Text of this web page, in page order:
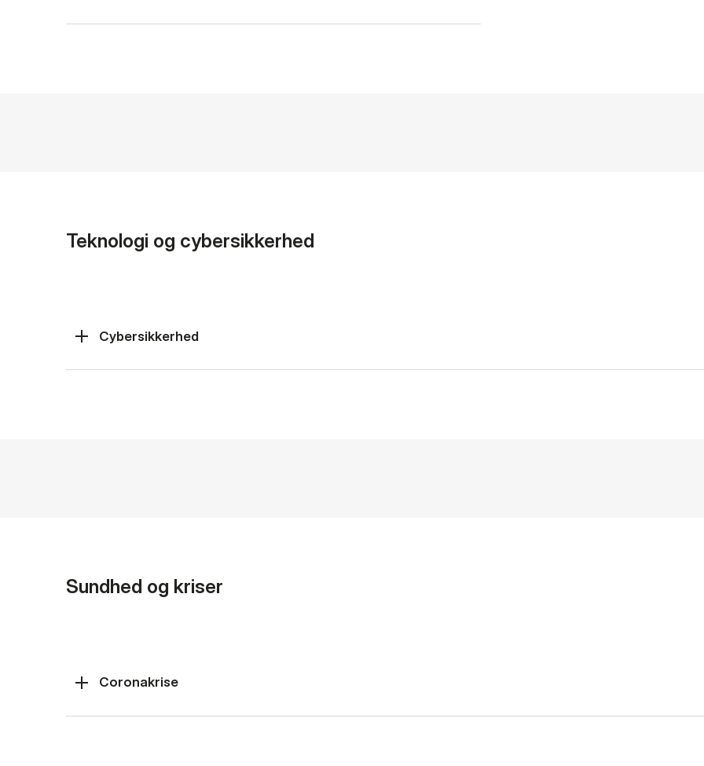
Teknologi og cybersikkerhed
Cybersikkerhed
Sundhed og kriser
Coronakrise